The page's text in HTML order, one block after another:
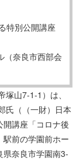
わせ
特別公開講座
（奈良市西部会
山7-1-1）は、
氏（（一財）日本
講座「コロナ後
前の学園前ホー
奈良市学園南3-